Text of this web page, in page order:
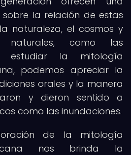
la relación de estas
naturaleza, el cosmos y
naturales, como las
estudiar la mitología
podemos apreciar la
orales y la manera
y dieron sentido a
como las inundaciones.
de la mitología
nos brinda la